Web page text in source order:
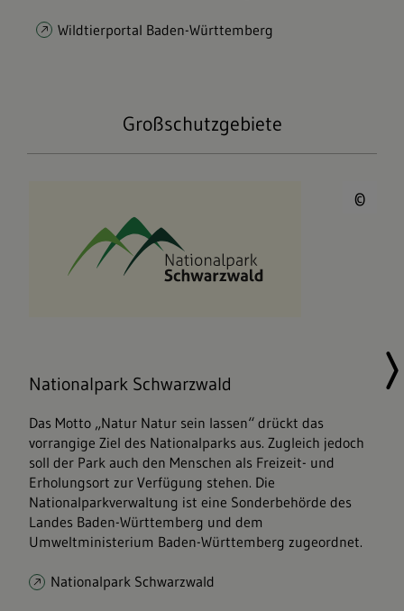
Wildtierportal Baden-Württemberg
Großschutzgebiete
©
Nationalpark Schwarzwald
Das Motto „Natur Natur sein lassen“ drückt das
vorrangige Ziel des Nationalparks aus. Zugleich jedoch
soll der Park auch den Menschen als Freizeit- und
Erholungsort zur Verfügung stehen. Die
Nationalparkverwaltung ist eine Sonderbehörde des
Landes Baden-Württemberg und dem
Umweltministerium Baden-Württemberg zugeordnet.
Nationalpark Schwarzwald